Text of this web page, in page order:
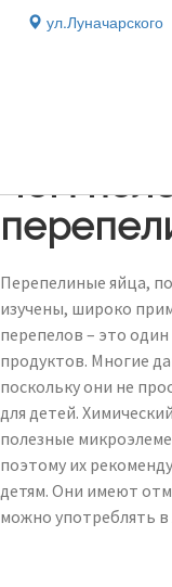
ул.Луначарского
Чем
Перепелиные яйца,
изучены, широко
перепелов – это
продуктов. Многие
поскольку они не
для детей.
полезные
поэтому их
детям. Они имеют
можно употреблять